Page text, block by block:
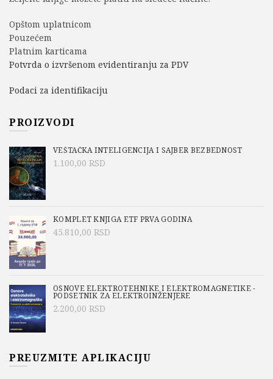
Opštom uplatnicom
Pouzećem
Platnim karticama
Potvrda o izvršenom evidentiranju za PDV
Podaci za identifikaciju
PROIZVODI
VEŠTAČKA INTELIGENCIJA I SAJBER BEZBEDNOST
1.100,00 RSD
KOMPLET KNJIGA ETF PRVA GODINA
45.810,00 RSD
OSNOVE ELEKTROTEHNIKE I ELEKTROMAGNETIKE -
PODSETNIK ZA ELEKTROINŽENJERE
2.200,00 RSD
PREUZMITE APLIKACIJU